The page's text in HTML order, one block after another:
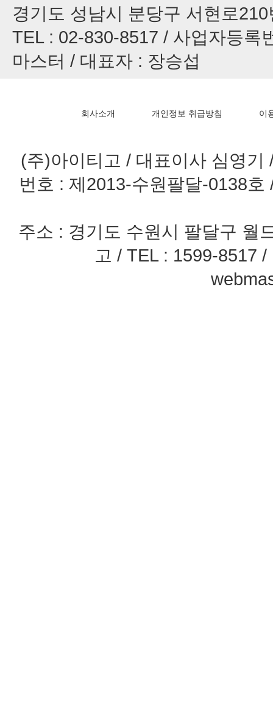
경기도 성남시 분당구 서현로
TEL : 02-830-8517 / 사업자등록
마스터 / 대표자 : 장승섭
회사소개 개인정보 취급방침 이
(주)아이티고 / 대표이사 심영
번호 : 제2013-수원팔달-0138
주소 : 경기도 수원시 팔달구 월
고 / TEL : 1599-8517